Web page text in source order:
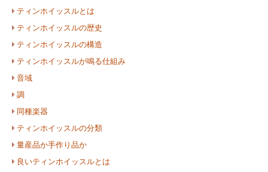
ティンホイッスルとは
ティンホイッスルの歴史
ティンホイッスルの構造
ティンホイッスルが鳴る仕組み
音域
調
同種楽器
ティンホイッスルの分類
量産品か手作り品か
良いティンホイッスルとは